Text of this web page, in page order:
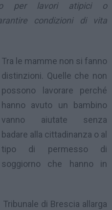
per lavori atipici o
condizioni di vita
Tra le mamme non si fanno
distinzioni. Quelle che non
possono lavorare perché
hanno avuto un bambino
vanno aiutate senza
badare alla cittadinanza o al
tipo di permesso di
soggiorno che hanno in
di Brescia allarga